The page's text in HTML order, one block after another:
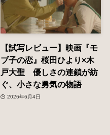
【試写レビュー】映画『モ
ブ子の恋』桜田ひより×木
戸大聖 優しさの連鎖が紡
ぐ、小さな勇気の物語
2026年6月4日